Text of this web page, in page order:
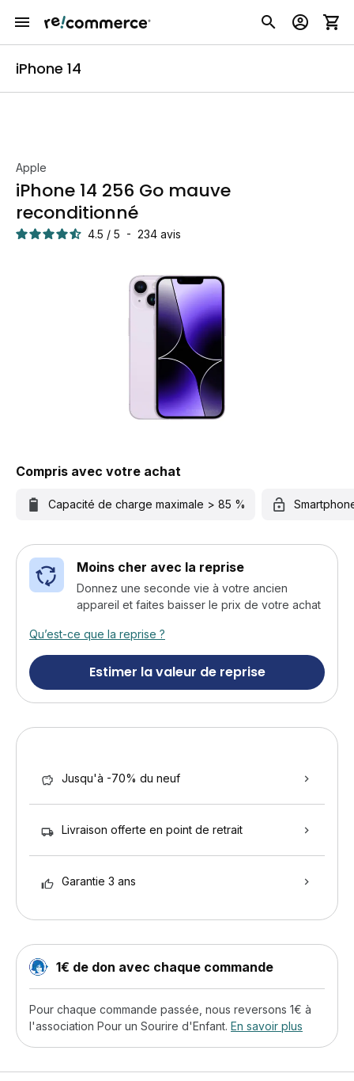
iPhone 14
Apple
iPhone 14 256 Go mauve
reconditionné
4.5 / 5 - 234 avis
Compris avec votre achat
Capacité de charge maximale > 85 %
Moins cher avec la reprise
Donnez une seconde vie à votre ancien
appareil et faites baisser le prix de votre achat
Qu’est-ce que la reprise ?
Estimer la valeur de reprise
Jusqu'à -70% du neuf
Livraison offerte en point de retrait
Garantie 3 ans
1€ de don avec chaque commande
Pour chaque commande passée, nous reversons 1€ à
l'association Pour un Sourire d'Enfant. En savoir plus